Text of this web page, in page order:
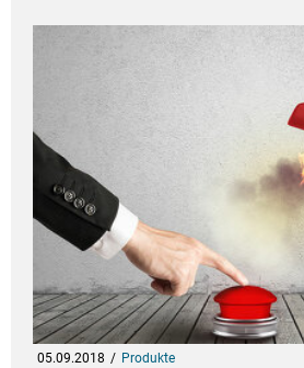
05.09.2018 Produkte